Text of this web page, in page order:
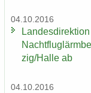
04.10.2016
zig/Halle ab
04.10.2016